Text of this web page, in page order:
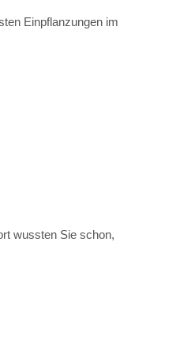
Einpflanzungen im
wussten Sie schon,